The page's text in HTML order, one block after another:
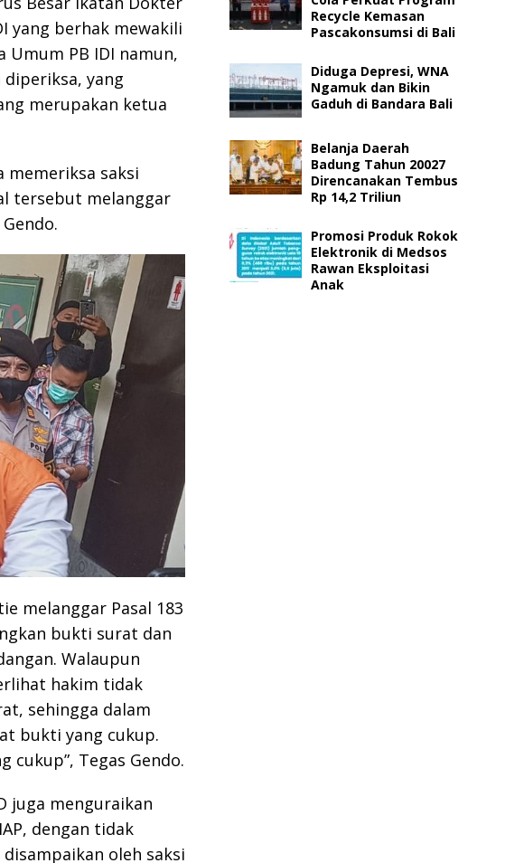
yang berhak mewakili
Umum PB IDI namun,
yang
merupakan ketua
memeriksa saksi
tersebut melanggar
melanggar Pasal 183
bukti surat dan
Walaupun
hakim tidak
sehingga dalam
bukti yang cukup.
cukup”, Tegas Gendo.
juga menguraikan
dengan tidak
oleh saksi
Recycle Kemasan
Pascakonsumsi di Bali
Diduga Depresi, WNA
Ngamuk dan Bikin
Gaduh di Bandara Bali
Belanja Daerah
Badung Tahun 20027
Direncanakan Tembus
Rp 14,2 Triliun
Promosi Produk Rokok
Elektronik di Medsos
Rawan Eksploitasi
Anak